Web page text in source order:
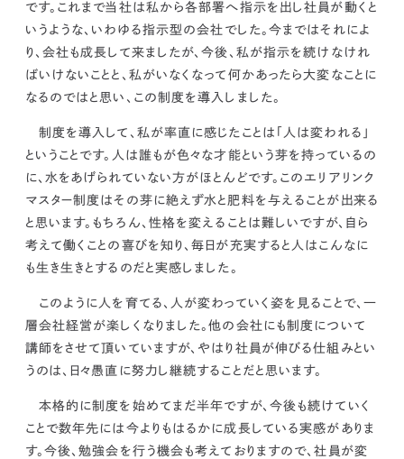
です。これまで当社は私から各部署へ指示を出し社員が動くと
いうような、いわゆる指示型の会社 でした。今まではそれによ
り、会社も成長して来ましたが、今後、私が指示を続けなけれ
ばいけないことと、私がいなくなって何かあったら大変なことに
なるのではと思い、この制度を導入しました。
制度を導入して、私が率直に感じたことは
「人は変われる」
ということです。人は誰もが色々な才能という芽を持っているの
に、水をあげられていない方がほとんどです。このエリアリンク
マスター制度はその芽に絶えず水と肥料を与えることが出来る
と思います。もちろん、性格を変えることは難しいですが、 自ら
考えて働くことの喜びを知り、毎日が充実すると人はこんなに
も生き生きとする のだと実感しました。
このように人を育てる、人が変わっていく姿を見ることで、一
層会社経営が楽しくなりました。他の会社にも制度について
講師をさせて頂いていますが、やはり社員が伸びる仕組みとい
うのは、 日々愚直に努力し継続すること だと思います。
本格的に制度を始めてまだ半年ですが、 今後も続けていく
ことで数年先には今よりもはるかに成長している実感がありま
す。 今後、勉強会を行う機会も考えておりますので、社員が変